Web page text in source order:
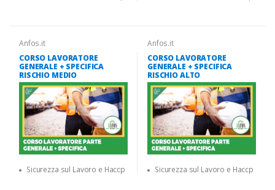
Anfos.it
CORSO LAVORATORE
GENERALE + SPECIFICA
RISCHIO MEDIO
Sicurezza sul Lavoro e Haccp
Anfos.it
CORSO LAVORATORE
GENERALE + SPECIFICA
RISCHIO ALTO
Sicurezza sul Lavoro e Haccp